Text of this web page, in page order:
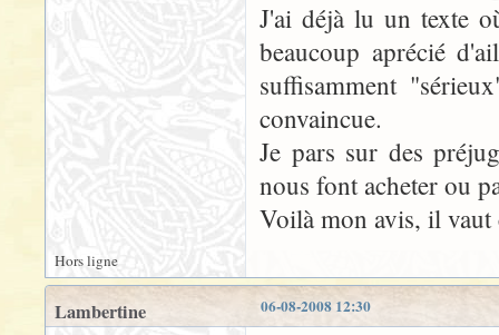
J'ai déjà lu un texte
beaucoup aprécié
suffisamment
convaincue.
Je pars sur des
nous font acheter ou
Voilà mon avis, il vaut
Hors ligne
06-08-2008 12:30
Lambertine